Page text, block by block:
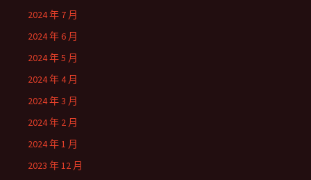
2024 年 7 月
2024 年 6 月
2024 年 5 月
2024 年 4 月
2024 年 3 月
2024 年 2 月
2024 年 1 月
2023 年 12 月